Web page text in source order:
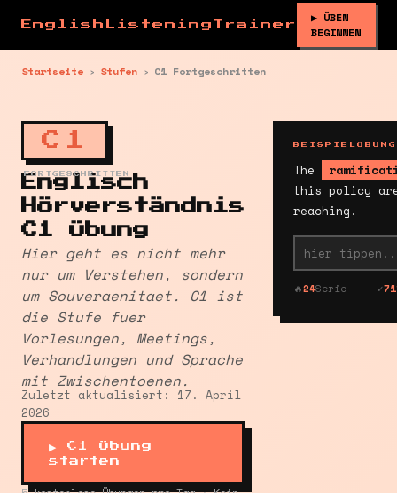
EnglishListeningTrainer
▶ ÜBEN
BEGINNEN
Startseite › Stufen › C1 Fortgeschritten
C1
FORTGESCHRITTEN
Englisch
Hörverständnis
C1 Übung
Hier geht es nicht mehr
nur um Verstehen, sondern
um Souveraenitaet. C1 ist
die Stufe fuer
Vorlesungen, Meetings,
Verhandlungen und Sprache
mit Zwischentoenen.
Zuletzt aktualisiert: 17. April
2026
▶ C1 Übung
starten
BEISPIELÜBUNG
The
this policy
reaching.
🔥24Serie | ✓